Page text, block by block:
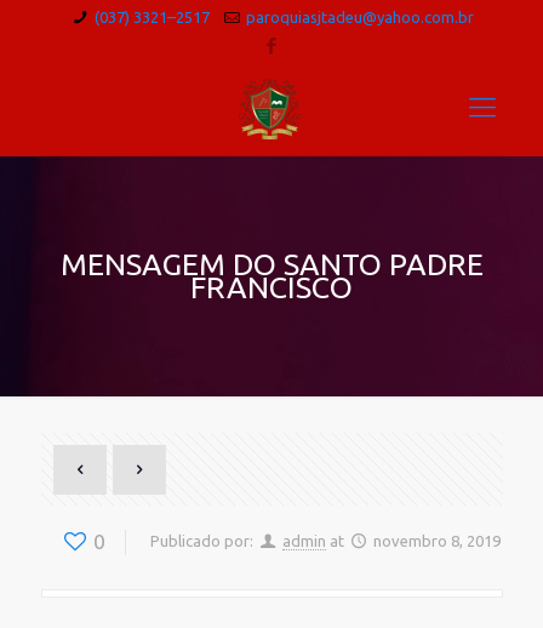
(037) 3321–2517 paroquiasjtadeu@yahoo.com.br
MENSAGEM DO SANTO PADRE
FRANCISCO
0 Publicado por: admin at novembro 8, 2019